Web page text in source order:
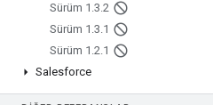
Sürüm 1 .3.2
Sürüm 1 .3.1
Sürüm 1 .2.1
Salesforce